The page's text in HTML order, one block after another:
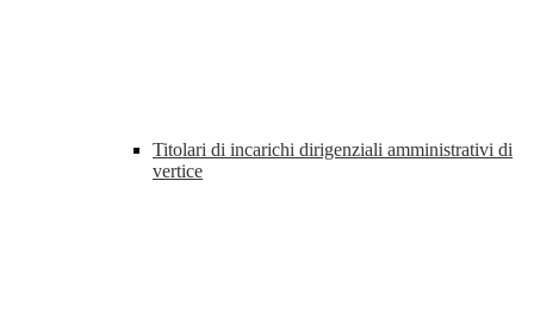
Titolari di incarichi dirigenziali amministrativi di
vertice